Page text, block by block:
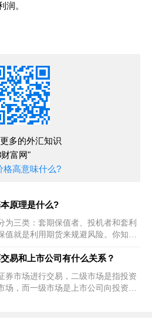
润。
多的外汇知识
富网"
格高意味什么?
原理是什么?
为三类：套期保值者、投机者和套利
值就是利用期货来规避风险。你知道
易和上市公司有什么关系？
券市场进行交易，二级市场是指投资
场，而一级市场是上市公司向投资者